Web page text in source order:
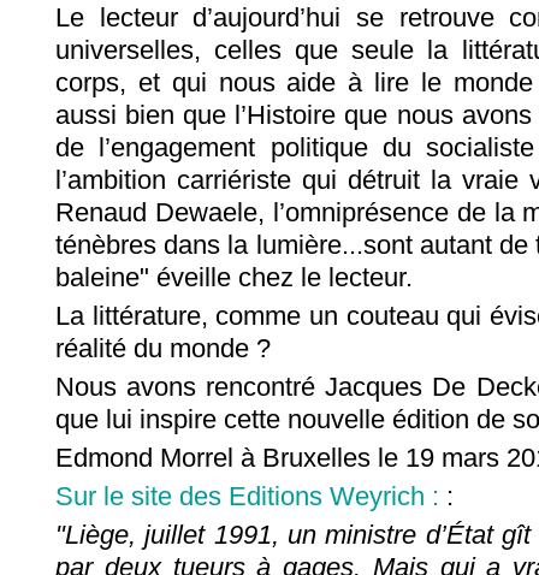
Le lecteur d’aujourd’hui se retrouve
universelles, celles que seule la
corps, et qui nous aide à lire le
aussi bien que l’Histoire que nous
de l’engagement politique du
l’ambition carriériste qui détruit la
Renaud Dewaele, l’omniprésence de la
ténèbres dans la lumière...sont autant
baleine" éveille chez le lecteur.
La littérature, comme un couteau qui
réalité du monde ?
Nous avons rencontré Jacques De
que lui inspire cette nouvelle édition de
Edmond Morrel à Bruxelles le 19 mars
Sur le site des Editions Weyrich : :
"Liège, juillet 1991, un ministre d’État
par deux tueurs à gages. Mais qui a